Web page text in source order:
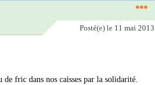
Posté(e) le 11 mai 2013
fric dans nos caisses par la solidarité.